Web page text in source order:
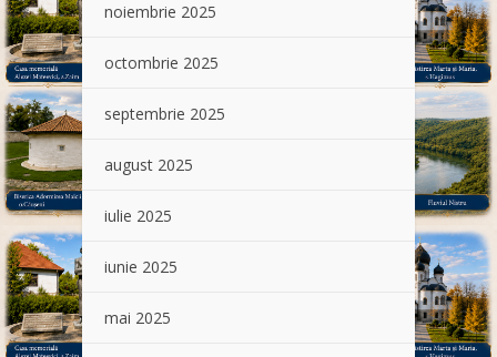
noiembrie 2025
octombrie 2025
septembrie 2025
august 2025
iulie 2025
iunie 2025
mai 2025